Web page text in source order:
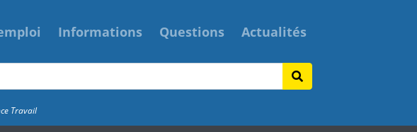
Informations Questions Actualités
Travail